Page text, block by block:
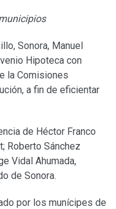
Sonora, Manuel
Hipoteca con
la Comisiones
a fin de eficientar
de Héctor Franco
Roberto Sánchez
Vidal Ahumada,
de Sonora.
por los munícipes de